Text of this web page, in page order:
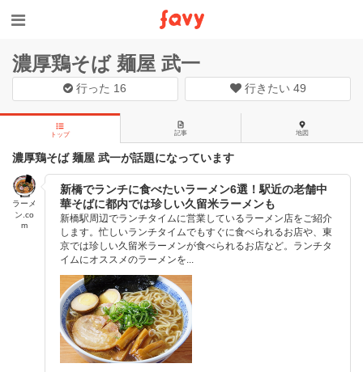
濃厚鶏そば 麺屋 武一
行った 16 行きたい 49
トップ 記事 地図
濃厚鶏そば 麺屋 武一が話題になっています
ラーメ
ン.co
m
新橋でランチに食べたいラーメン6選！駅近の老舗中
華そばに都内では珍しい久留米ラーメンも
新橋駅周辺でランチタイムに営業しているラーメン店をご紹介
します。忙しいランチタイムでもすぐに食べられるお店や、東
京では珍しい久留米ラーメンが食べられるお店など。ランチタ
イムにオススメのラーメンを...